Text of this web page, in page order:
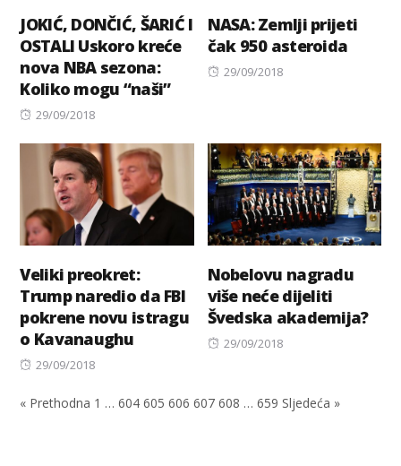
JOKIĆ, DONČIĆ, ŠARIĆ I
OSTALI Uskoro kreće
nova NBA sezona:
Koliko mogu “naši”
Posted
29/09/2018
NASA: Zemlji prijeti
čak 950 asteroida
Posted
29/09/2018
Veliki preokret:
Trump naredio da FBI
pokrene novu istragu
o Kavanaughu
Posted
29/09/2018
Nobelovu nagradu
više neće dijeliti
Švedska akademija?
Posted
29/09/2018
« Prethodna 1 … 604 605 606 607 608 … 659 Sljedeća »